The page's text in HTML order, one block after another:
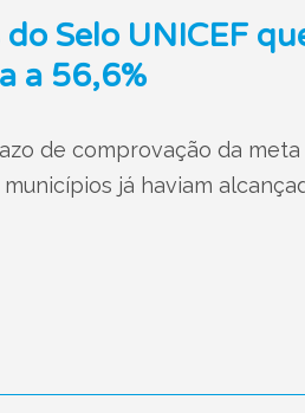
Selo UNICEF
a 56,6%
de comprovação da
municípios já haviam